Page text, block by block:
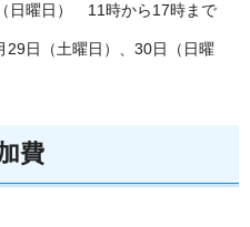
日曜日） 11時から17時まで
日（土曜日）、30日（日曜
費